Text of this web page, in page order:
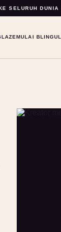
SELURUH
MULAI BLING